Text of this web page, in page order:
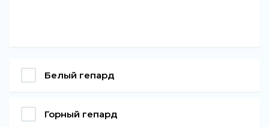
Белый гепард
Горный гепард